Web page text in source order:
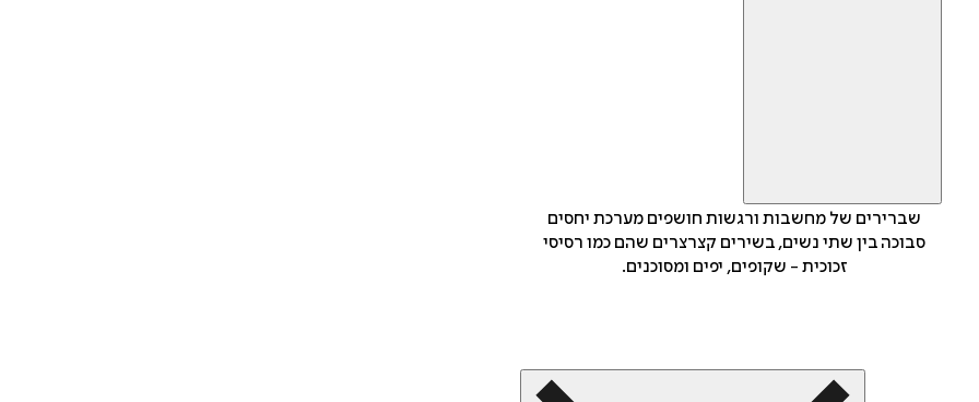
שברירים של מחשבות ורגשות חושפים מערכת יחסים
סבוכה בין שתי נשים, בשירים קצרצרים שהם כמו רסיסי
זכוכית - שקופים, יפים ומסוכנים.